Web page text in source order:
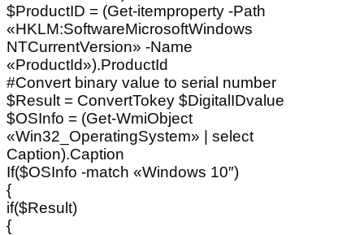
$ProductID = (Get-itemproperty -Path
«HKLM:SoftwareMicrosoftWindows
NTCurrentVersion» -Name
«ProductId»).ProductId
#Convert binary value to serial number
$Result = ConvertTokey $DigitalIDvalue
$OSInfo = (Get-WmiObject
«Win32_OperatingSystem» | select
Caption).Caption
If($OSInfo -match «Windows 10″)
{
if($Result)
{